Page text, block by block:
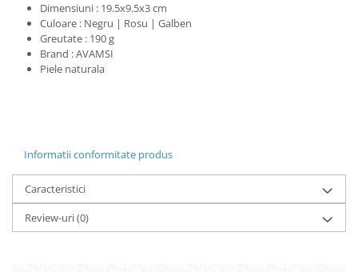
Dimensiuni : 19.5x9.5x3 cm
Culoare : Negru | Rosu | Galben
Greutate : 190 g
Brand : AVAMSI
Piele naturala
Informatii conformitate produs
Caracteristici
Review-uri(0)